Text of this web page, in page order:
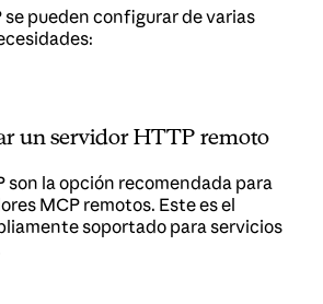
se pueden configurar de varias
un servidor HTTP remoto
son la opción recomendada para
MCP remotos. Este es el
soportado para servicios